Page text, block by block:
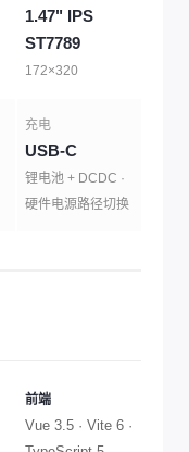
1.47" IPS
ST7789
172×320
充电
USB-C
锂电池 + DCDC ·
硬件电源路径切换
前端
Vue 3.5 · Vite 6 ·